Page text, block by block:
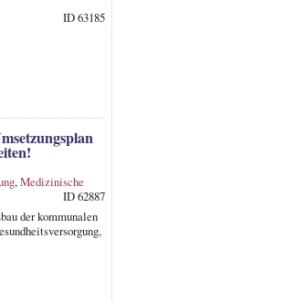
ID 63185
,Medizinische
ID 62887
der kommunalen